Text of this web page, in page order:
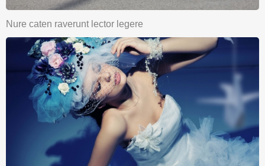
Nure caten raverunt lector legere